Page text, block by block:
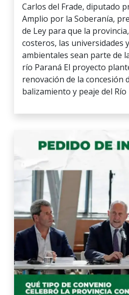
Carlos del Frade, diputado
Amplio por la Soberanía,
de Ley para que la
costeros, las universidades
ambientales sean parte de
río Paraná El proyecto
renovación de la concesión
balizamiento y peaje del